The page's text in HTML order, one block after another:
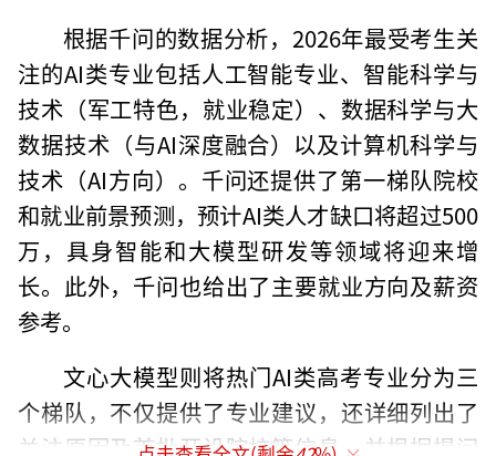
根据千问的数据分析，2026年最受考生关
注的AI类专业包括人工智能专业、智能科学与
技术（军工特色，就业稳定）、数据科学与大
数据技术（与AI深度融合）以及计算机科学与
技术（AI方向）。千问还提供了第一梯队院校
和就业前景预测，预计AI类人才缺口将超过500
万，具身智能和大模型研发等领域将迎来增
长。此外，千问也给出了主要就业方向及薪资
参考。
文心大模型则将热门AI类高考专业分为三
个梯队，不仅提供了专业建议，还详细列出了
关注原因及首批开设院校等信息，并根据提问